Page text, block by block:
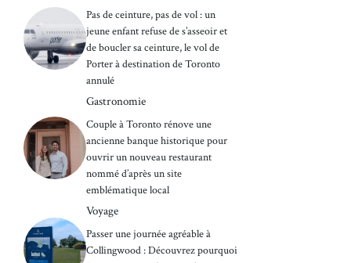
Pas de ceinture, pas de vol : un
jeune enfant refuse de s’asseoir et
de boucler sa ceinture, le vol de
Porter à destination de Toronto
annulé
Gastronomie
Couple à Toronto rénove une
ancienne banque historique pour
ouvrir un nouveau restaurant
nommé d’après un site
emblématique local
Voyage
Passer une journée agréable à
Collingwood : Découvrez pourquoi